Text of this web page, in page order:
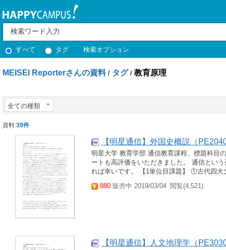
すべて タグ 検索オプション
MEISEI Reporterさんの資料 / タグ / 教育原理
全ての種類
資料:39件
【明星通信】外国史概説（
明星大学 教育学部 通信教育課程、標題科目
ートも高評価をいただきました。 通信とい
れば幸いです。 【1単位目課題】 ①古代四
880 販売中 2019/03/04 閲覧(4,521)
【明星通信】人文地理学（